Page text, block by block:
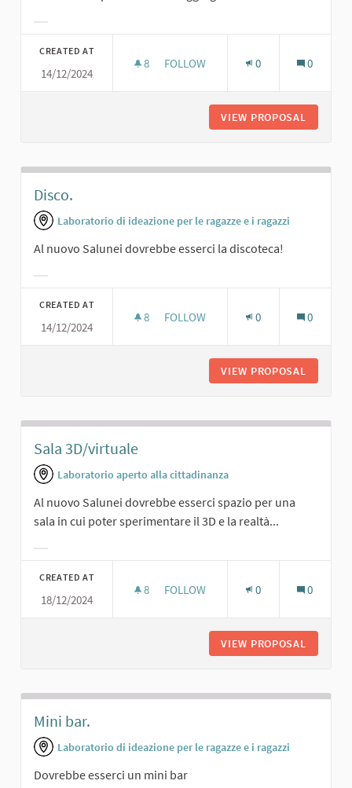
CREATED AT
14/12/2024
8 8 FOLLOWERS
FOLLOW 0 0
VIEW PROPOSAL
Disco.
Laboratorio di ideazione per le ragazze e i ragazzi
Al nuovo Salunei dovrebbe esserci la discoteca!
CREATED AT
14/12/2024
8 8 FOLLOWERS
FOLLOW 0 0
VIEW PROPOSAL
Sala 3D/virtuale
Laboratorio aperto alla cittadinanza
Al nuovo Salunei dovrebbe esserci spazio per una
sala in cui poter sperimentare il 3D e la realtà...
CREATED AT
18/12/2024
8 8 FOLLOWERS
FOLLOW 0 0
VIEW PROPOSAL
Mini bar.
Laboratorio di ideazione per le ragazze e i ragazzi
Dovrebbe esserci un mini bar